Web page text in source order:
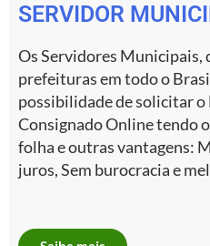
SERVIDOR
Os Servidores Municipais,
prefeituras em todo o
possibilidade de solicitar
Consignado Online tendo
folha e outras vantagens:
juros, Sem burocracia e